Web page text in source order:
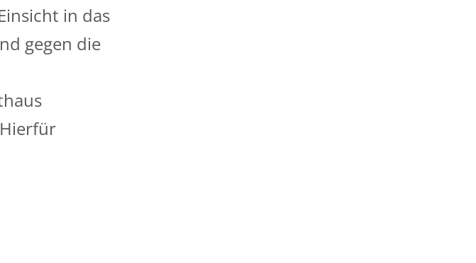
in das
gegen die